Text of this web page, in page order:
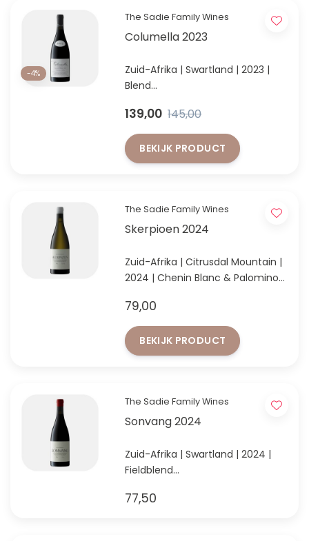
-4%
The Sadie Family Wines
Columella 2023
Zuid-Afrika | Swartland | 2023 |
Blend
meesterlijke expressie van
Swartland-terroir in elke laag.
139,00 145,00
BEKIJK PRODUCT
The Sadie Family Wines
Skerpioen 2024
Zuid-Afrika | Citrusdal Mountain |
2024 | Chenin Blanc & Palomino
iconische Mad-Max-vineyard
79,00
BEKIJK PRODUCT
The Sadie Family Wines
Sonvang 2024
Zuid-Afrika | Swartland | 2024 |
Fieldblend
fieldblend met "futuristische"
77,50